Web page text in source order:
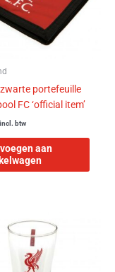
portefeuille
FC ‘official item’
incl. btw
aan